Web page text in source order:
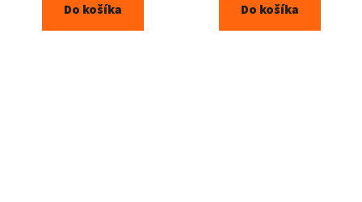
Do košíka Do košíka